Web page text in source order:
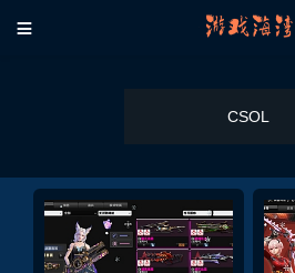

CSOL